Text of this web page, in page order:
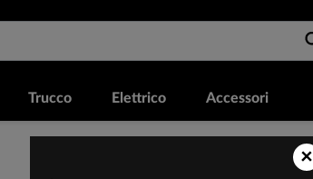
Trucco Elettrico Accessori
×